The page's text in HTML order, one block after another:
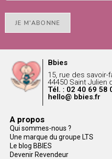
JE M'ABONNE
Bbies
15, rue des savoir-
44450 Saint Julien
Tél. : 02 40 69 58
hello@ bbies.fr
A propos
Qui sommes-nous ?
Une marque du groupe LTS
Le blog BBIES
Devenir Revendeur